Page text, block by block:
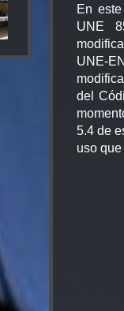
En
UNE
UNE-
del
5.4 de
uso